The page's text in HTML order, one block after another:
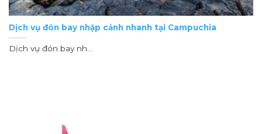
Dịch vụ đón bay nhập cảnh nhanh tại Campuchia
Dịch vụ đón bay nh...